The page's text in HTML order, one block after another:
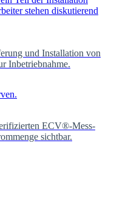
und Installation von
Inbetriebnahme.
ECV®-Mess-
sichtbar.